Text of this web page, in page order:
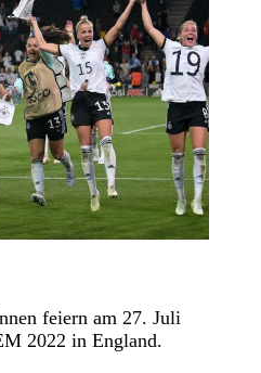
feiern am 27. Juli
2022 in England.